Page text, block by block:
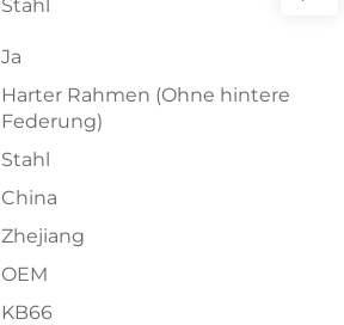
Stahl
Ja
Harter Rahmen (Ohne hintere
Federung)
Stahl
China
Zhejiang
OEM
KB66